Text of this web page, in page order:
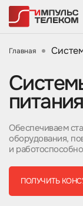
Главная
питания
Обеспечиваем
оборудования,
и
ПОЛУЧИТЬ